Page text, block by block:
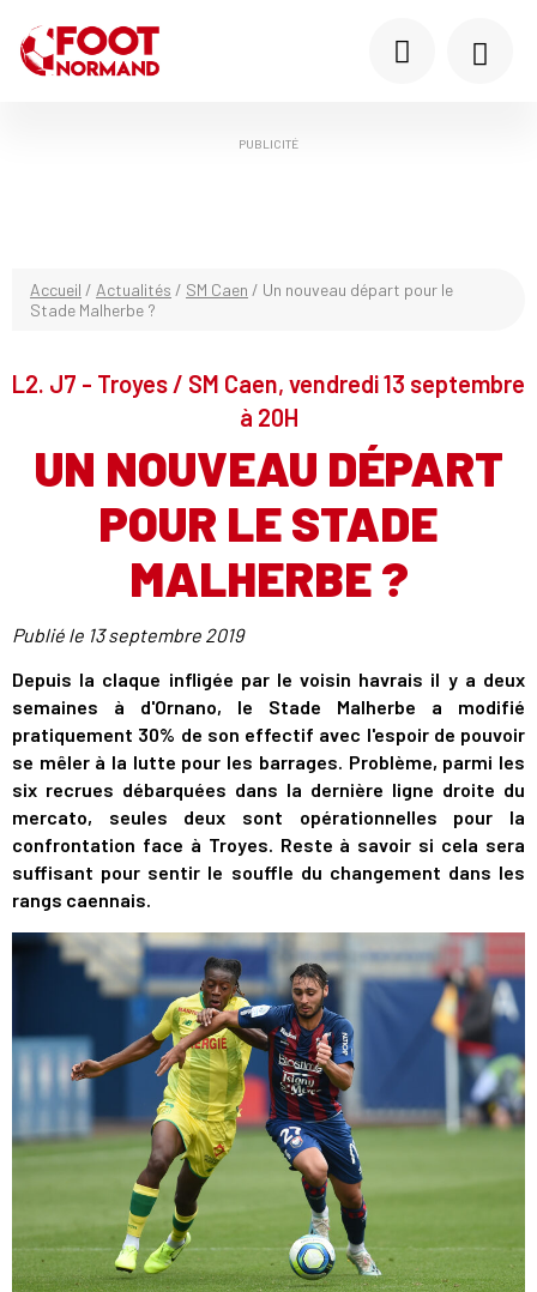
PUBLICITÉ
Accueil / Actualités / SM Caen / Un nouveau départ pour le
Stade Malherbe ?
L2. J7 - Troyes / SM Caen, vendredi 13 septembre
à 20H
UN NOUVEAU DÉPART
POUR LE STADE
MALHERBE ?
Publié le 13 septembre 2019
Depuis la claque infligée par le voisin havrais il y a deux
semaines à d'Ornano, le Stade Malherbe a modifié
pratiquement 30% de son effectif avec l'espoir de pouvoir
se mêler à la lutte pour les barrages. Problème, parmi les
six recrues débarquées dans la dernière ligne droite du
mercato, seules deux sont opérationnelles pour la
confrontation face à Troyes. Reste à savoir si cela sera
suffisant pour sentir le souffle du changement dans les
rangs caennais.